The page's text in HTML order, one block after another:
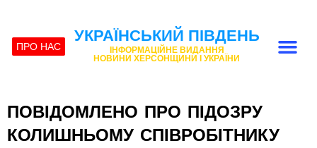
ПРО НАС
УКРАЇНСЬКИЙ ПІВДЕНЬ
ІНФОРМАЦІЙНЕ ВИДАННЯ
НОВИНИ ХЕРСОНЩИНИ І УКРАЇНИ
ПОВІДОМЛЕНО ПРО ПІДОЗРУ
КОЛИШНЬОМУ СПІВРОБІТНИКУ